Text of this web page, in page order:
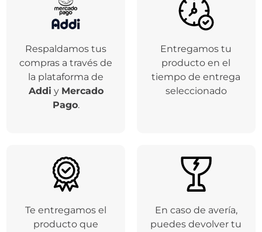
Respaldamos tus
compras a través de
la plataforma de
Addi y Mercado
Pago.
Entregamos tu
producto en el
tiempo de entrega
seleccionado
Te entregamos el
producto que
En caso de avería,
puedes devolver tu